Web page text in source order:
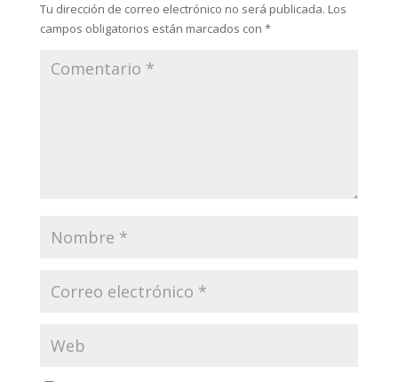
Tu dirección de correo electrónico no será publicada. Los
campos obligatorios están marcados con *